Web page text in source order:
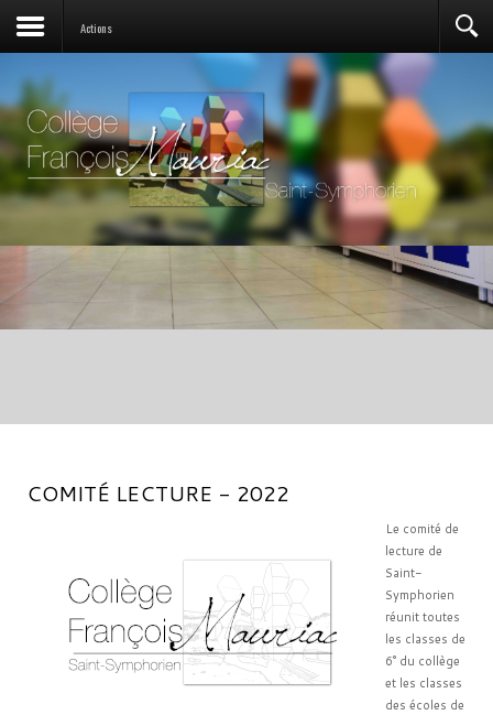
Actions
COMITÉ LECTURE - 2022
Le comité de
lecture de
Saint-
Symphorien
réunit toutes
les classes de
6° du collège
et les classes
des écoles de